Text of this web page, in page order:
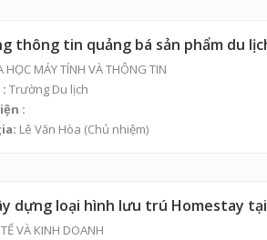
thông tin quảng bá sản phẩm du
HỌC MÁY TÍNH VÀ THÔNG TIN
Trường Du lịch
:
Lê Văn Hòa (Chủ nhiệm)
dựng loại hình lưu trú Homestay
VÀ KINH DOANH